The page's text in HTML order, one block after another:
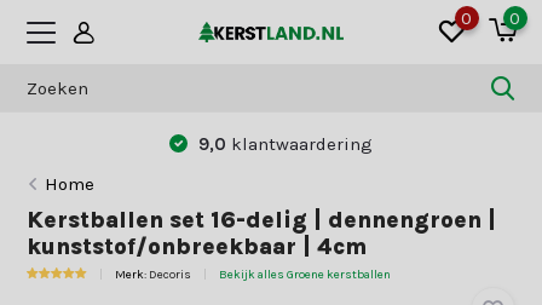
0 0
Home
Kerstballen set 16-delig | dennengroen |
kunststof/onbreekbaar | 4cm
Merk: Decoris Bekijk alles Groene kerstballen